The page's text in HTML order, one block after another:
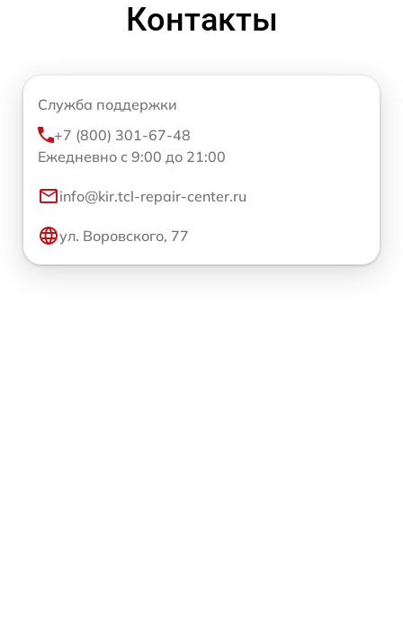
Контакты
Служба поддержки
+7 (800) 301-67-48
Ежедневно с 9:00 до 21:00
info@kir.tcl-repair-center.ru
ул. Воровского, 77